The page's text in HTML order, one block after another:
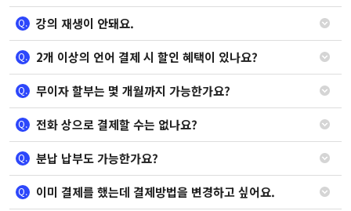
Q. 강의 재생이 안돼요.
Q. 2개 이상의 언어 결제 시 할인 혜택이 있나요?
Q. 무이자 할부는 몇 개월까지 가능한가요?
Q. 전화 상으로 결제할 수는 없나요?
Q. 분납 납부도 가능한가요?
Q. 이미 결제를 했는데 결제방법을 변경하고 싶어요.